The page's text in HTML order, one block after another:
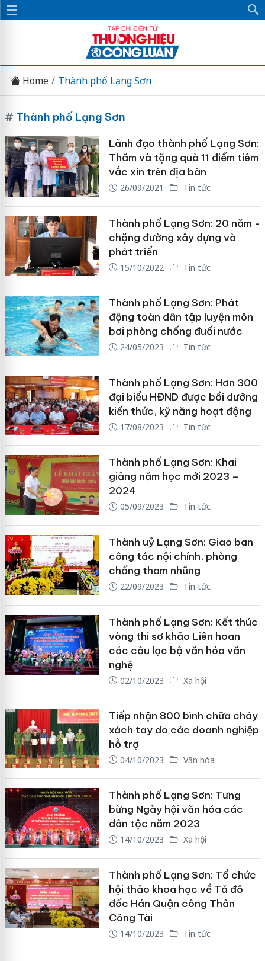
Home Thành phố Lạng Sơn
# Thành phố Lạng Sơn
Lãnh đạo thành phố Lạng Sơn:
Thăm và tặng quà 11 điểm tiêm
vắc xin trên địa bàn
26/09/2021 Tin tức
Thành phố Lạng Sơn: 20 năm -
chặng đường xây dựng và
phát triển
15/10/2022 Tin tức
Thành phố Lạng Sơn: Phát
động toàn dân tập luyện môn
bơi phòng chống đuối nước
24/05/2023 Tin tức
Thành phố Lạng Sơn: Hơn 300
đại biểu HĐND được bồi dưỡng
kiến thức, kỹ năng hoạt động
17/08/2023 Tin tức
Thành phố Lạng Sơn: Khai
giảng năm học mới 2023 –
2024
05/09/2023 Tin tức
Thành uỷ Lạng Sơn: Giao ban
công tác nội chính, phòng
chống tham nhũng
22/09/2023 Tin tức
Thành phố Lạng Sơn: Kết thúc
vòng thi sơ khảo Liên hoan
các câu lạc bộ văn hóa văn
nghệ
02/10/2023 Xã hội
Tiếp nhận 800 bình chữa cháy
xách tay do các doanh nghiệp
hỗ trợ
04/10/2023 Văn hóa
Thành phố Lạng Sơn: Tưng
bừng Ngày hội văn hóa các
dân tộc năm 2023
14/10/2023 Xã hội
Thành phố Lạng Sơn: Tổ chức
hội thảo khoa học về Tả đô
đốc Hán Quận công Thân
Công Tài
14/10/2023 Tin tức